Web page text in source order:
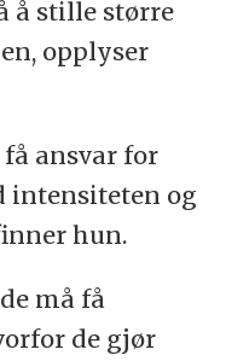
å stille større
opplyser
ansvar for
intensiteten og
hun.
må få
de gjør